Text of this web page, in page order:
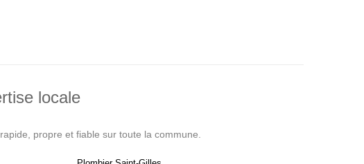
locale
propre et fiable sur toute la commune.